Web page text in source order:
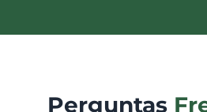
Perguntas